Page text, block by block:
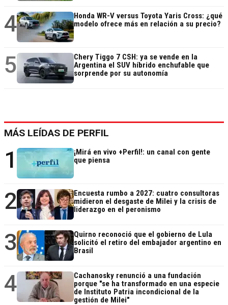
4
Honda WR-V versus Toyota Yaris Cross: ¿qué
modelo ofrece más en relación a su precio?
5
Chery Tiggo 7 CSH: ya se vende en la
Argentina el SUV híbrido enchufable que
sorprende por su autonomía
MÁS LEÍDAS DE PERFIL
1
¡Mirá en vivo +Perfil!: un canal con gente
que piensa
2
Encuesta rumbo a 2027: cuatro consultoras
midieron el desgaste de Milei y la crisis de
liderazgo en el peronismo
3
Quirno reconoció que el gobierno de Lula
solicitó el retiro del embajador argentino en
Brasil
4
Cachanosky renunció a una fundación
porque "se ha transformado en una especie
de Instituto Patria incondicional de la
gestión de Milei"